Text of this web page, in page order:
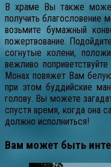
В храме Вы также
получить благословение
возьмите бумажный
пожертвование.
согнутые колени,
вежливо
Монах повяжет Вам
при этом буддийские
голову. Вы можете
спустя время, когда она
должно исполниться!
Вам может быть